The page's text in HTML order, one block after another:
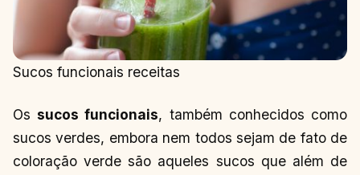
Sucos funcionais receitas
Ossucos funcionais, também conhecidos como
sucos verdes, embora nem todos sejam de fato de
coloração verde são aqueles sucos que além de